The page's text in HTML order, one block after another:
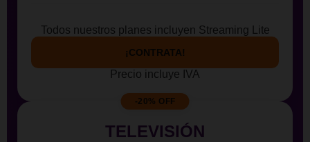
Todos nuestros planes incluyen Streaming Lite
¡CONTRATA!
Precio incluye IVA
-20% OFF
TELEVISIÓN